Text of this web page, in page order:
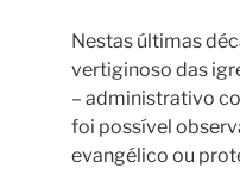
Nestas últimas
vertiginoso das
– administrativo
foi possível
evangélico ou